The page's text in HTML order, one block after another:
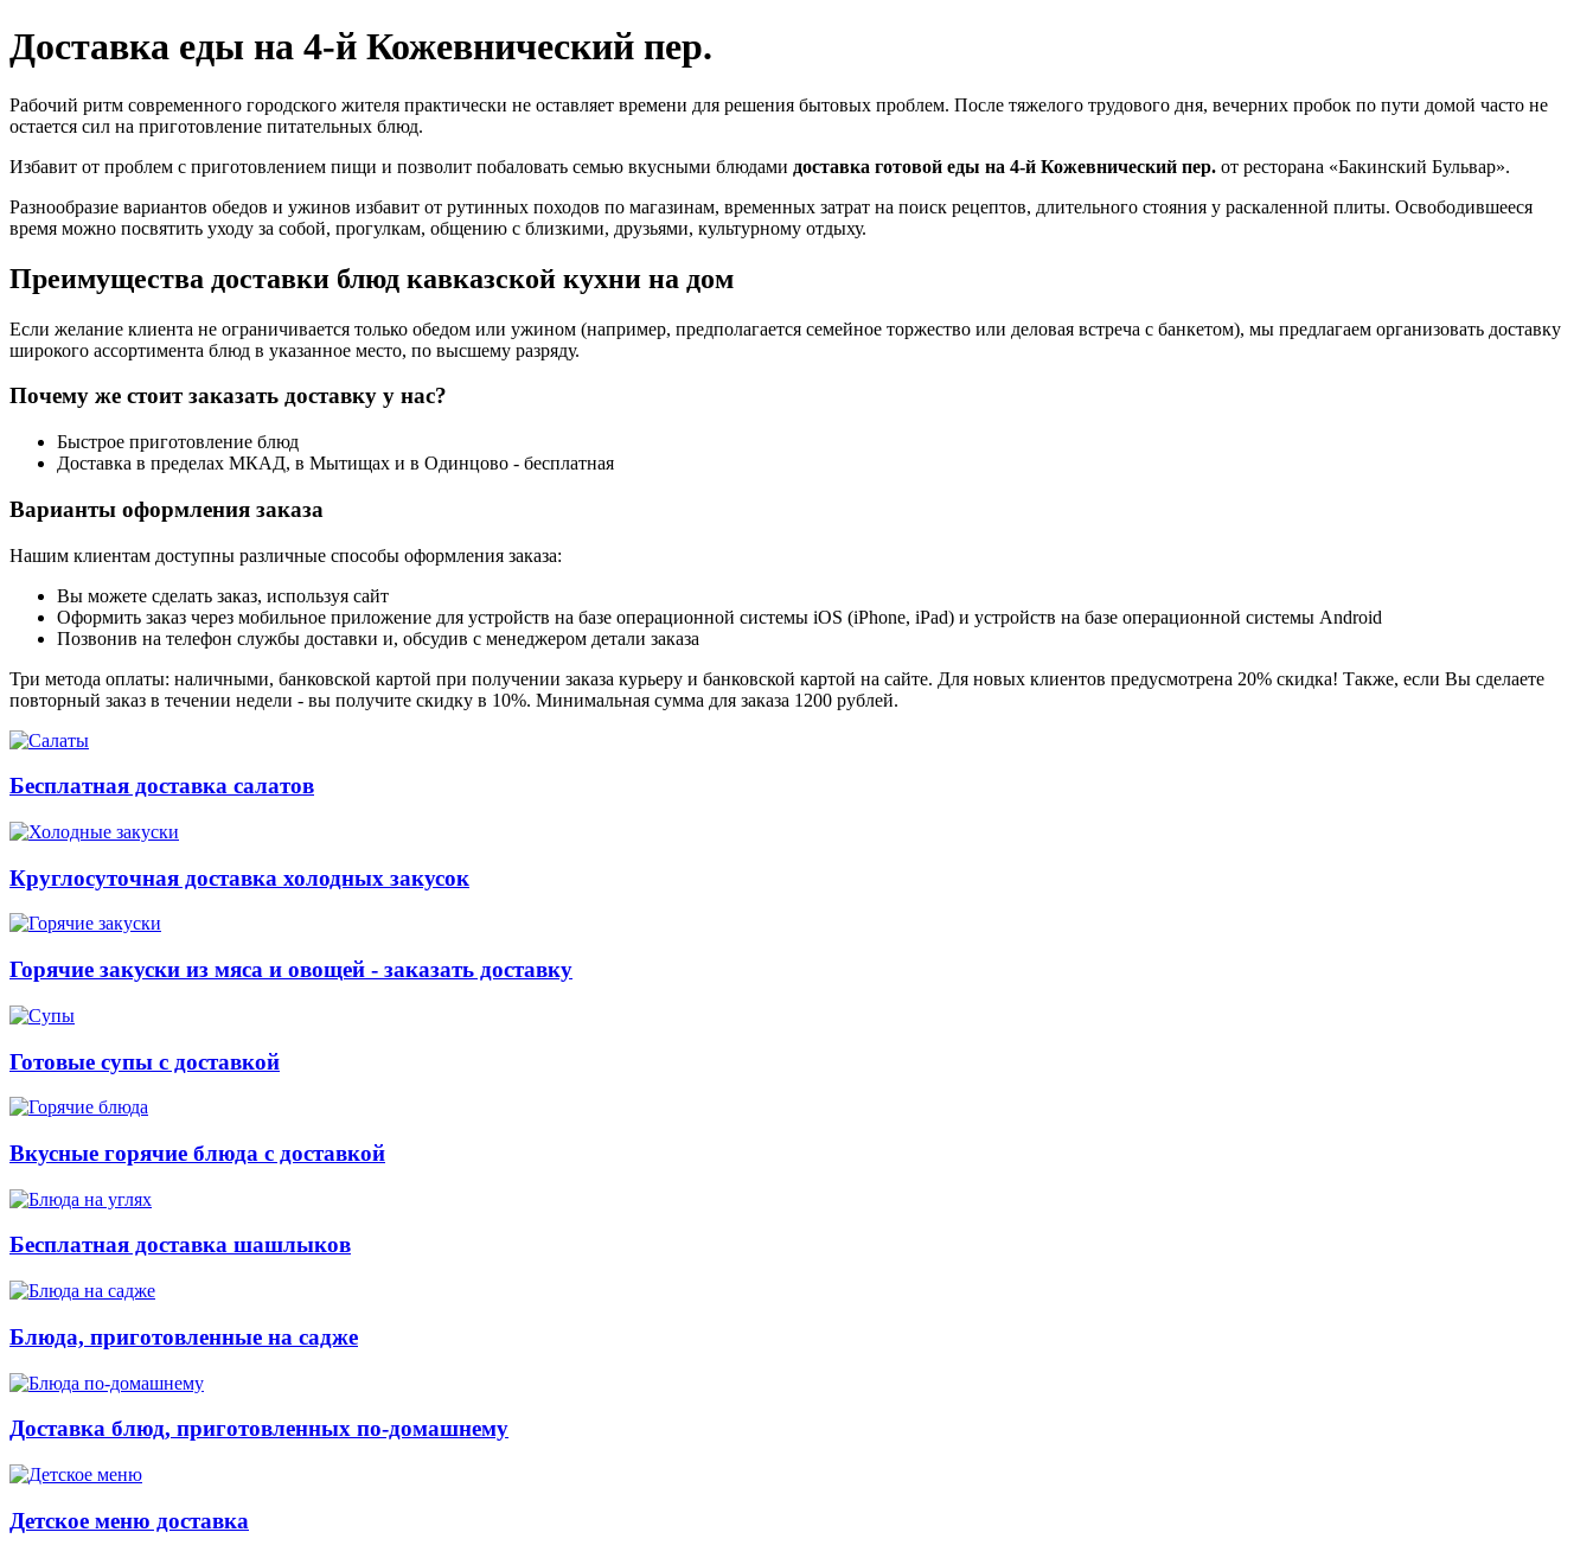
Доставка еды на 4-й Кожевнический пер.
Рабочий ритм современного городского жителя практически не оставляет времени для решения бытовых проблем. После тяжелого трудового дня, вечерних пробок по пути домой часто не
остается сил на приготовление питательных блюд.
Избавит от проблем с приготовлением пищи и позволит побаловать семью вкусными блюдами доставка готовой еды на 4-й Кожевнический пер. от ресторана «Бакинский Бульвар».
Разнообразие вариантов обедов и ужинов избавит от рутинных походов по магазинам, временных затрат на поиск рецептов, длительного стояния у раскаленной плиты. Освободившееся
время можно посвятить уходу за собой, прогулкам, общению с близкими, друзьями, культурному отдыху.
Преимущества доставки блюд кавказской кухни на дом
Если желание клиента не ограничивается только обедом или ужином (например, предполагается семейное торжество или деловая встреча с банкетом), мы предлагаем организовать доставку
широкого ассортимента блюд в указанное место, по высшему разряду.
Почему же стоит заказать доставку у нас?
Быстрое приготовление блюд
Доставка в пределах МКАД, в Мытищах и в Одинцово - бесплатная
Варианты оформления заказа
Нашим клиентам доступны различные способы оформления заказа:
Вы можете сделать заказ, используя сайт
Оформить заказ через мобильное приложение для устройств на базе операционной системы iOS (iPhone, iPad) и устройств на базе операционной системы Android
Позвонив на телефон службы доставки и, обсудив с менеджером детали заказа
Три метода оплаты: наличными, банковской картой при получении заказа курьеру и банковской картой на сайте. Для новых клиентов предусмотрена 20% скидка! Также, если Вы сделаете
повторный заказ в течении недели - вы получите скидку в 10%. Минимальная сумма для заказа 1200 рублей.
Бесплатная доставка салатов
Круглосуточная доставка холодных закусок
Горячие закуски из мяса и овощей - заказать доставку
Готовые супы с доставкой
Вкусные горячие блюда с доставкой
Бесплатная доставка шашлыков
Блюда, приготовленные на садже
Доставка блюд, приготовленных по-домашнему
Детское меню доставка